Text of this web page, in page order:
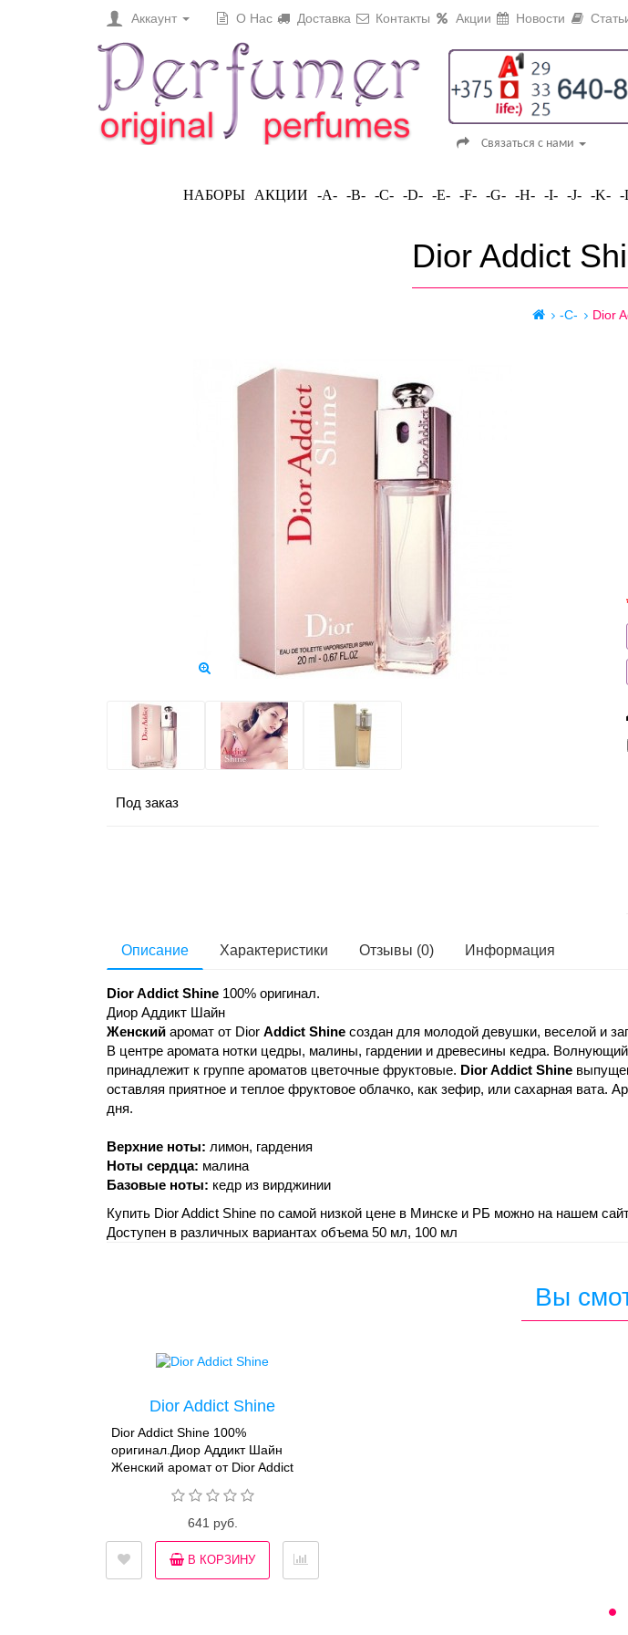
Аккаунт О Нас Доставка Контакты Акции Новости
Связаться с нами
НАБОРЫ АКЦИИ -A- -B- -C- -D- -E- -F- -G- -H- -I- -J- -K- -
Dior Addict
-C- Dior
Под заказ
Описание Характеристики Отзывы (0) Информация
Dior Addict Shine 100% оригинал.
Диор Аддикт Шайн
Женский аромат от Dior Addict Shine создан для молодой девушки, веселой и
В центре аромата нотки цедры, малины, гардении и древесины кедра.
принадлежит к группе ароматов цветочные фруктовые. Dior Addict Shine
оставляя приятное и теплое фруктовое облачко, как зефир, или сахарная вата.
дня.
Верхние ноты: лимон, гардения
Ноты сердца: малина
Базовые ноты: кедр из вирджинии
Купить Dior Addict Shine по самой низкой цене в Минске и РБ можно на нашем
Доступен в различных вариантах объема 50 мл, 100 мл
Вы
Dior Addict Shine
Dior Addict Shine 100%
оригинал.Диор Аддикт Шайн
Женский аромат от Dior Addict
Shine создан для молодой
девушки, веселой и загадочной,
которая своей красотой и
счастье. В центре аромата нотки
641 руб.
В КОРЗИНУ